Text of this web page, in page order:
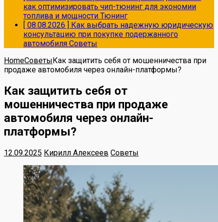
как оптимизировать чип-тюнинг для экономии
топлива и мощности Тюнинг
[ 08.08.2026 ] Как выбрать надежную юридическую
консультацию при покупке подержанного
автомобиля Советы
HomeСоветыКак защитить себя от мошенничества при
продаже автомобиля через онлайн-платформы?
Как защитить себя от
мошенничества при продаже
автомобиля через онлайн-
платформы?
12.09.2025 Кирилл Алексеев Советы